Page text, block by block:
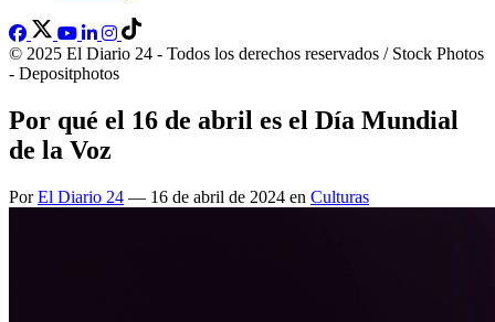
© 2025 El Diario 24 - Todos los derechos reservados / Stock Photos
- Depositphotos
Por qué el 16 de abril es el Día Mundial
de la Voz
PorEl Diario 24 — 16 de abril de 2024 en Culturas